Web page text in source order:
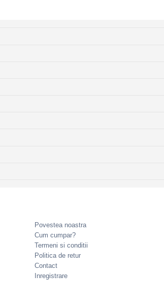
Povestea noastra
Cum cumpar?
Termeni si conditii
Politica de retur
Contact
Inregistrare